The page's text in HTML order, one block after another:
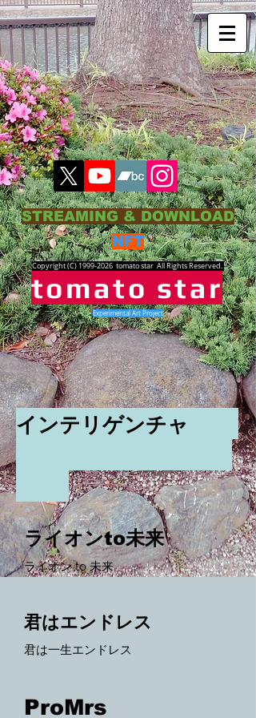
STREAMING & DOWNLOAD
NFT
Copyright (C) 1999-2026tomato star All Rights Reserved.
tomato star
Experimental Art Project
インテリゲンチャ
ライオンto未来
ライオン to 未来
君はエンドレス
君は一生エンドレス
ProMrs